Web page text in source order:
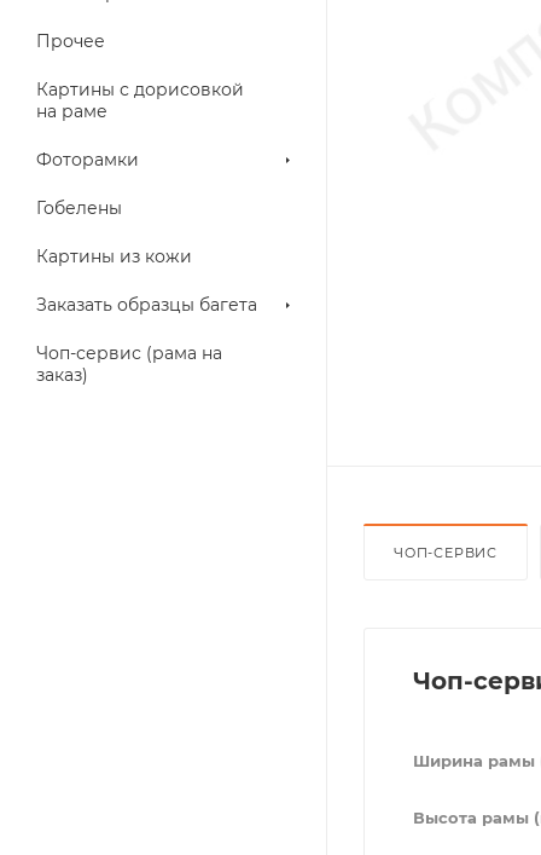
Прочее
Картины с дорисовкой
на раме
Фоторамки
Гобелены
Картины из кожи
Заказать образцы багета
Чоп-сервис (рама на
заказ)
ЧОП-СЕРВИС
Чоп-
Ширина рамы
Высота рамы